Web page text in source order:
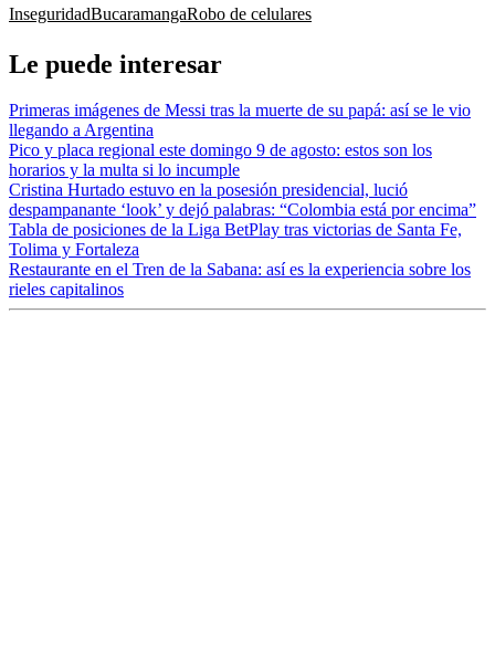
InseguridadBucaramangaRobo de celulares
Le puede interesar
Primeras imágenes de Messi tras la muerte de su papá: así se le vio
llegando a Argentina
Pico y placa regional este domingo 9 de agosto: estos son los
horarios y la multa si lo incumple
Cristina Hurtado estuvo en la posesión presidencial, lució
despampanante ‘look’ y dejó palabras: “Colombia está por encima”
Tabla de posiciones de la Liga BetPlay tras victorias de Santa Fe,
Tolima y Fortaleza
Restaurante en el Tren de la Sabana: así es la experiencia sobre los
rieles capitalinos